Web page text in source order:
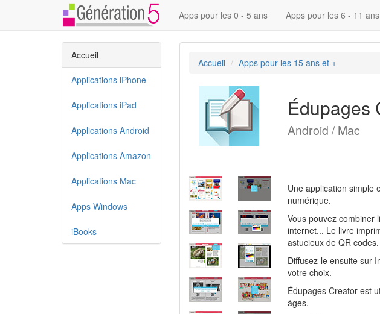
Apps pour les 0 - 5 ans Apps pour les 6 - 11 ans
Accueil Apps pour les 15 ans et +
Édupages
Android / Mac
Une application simple
numérique.
Vous pouvez combiner
internet... Le livre
astucieux de QR codes.
Diffusez-le ensuite sur
votre choix.
Édupages Creator est
âges.
Accueil
Applications iPhone
Applications iPad
Applications Android
Applications Amazon
Applications Mac
Apps Windows
iBooks